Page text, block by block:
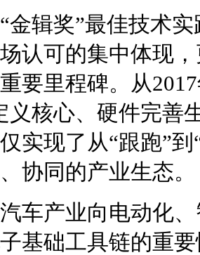
金辑奖”最佳技术
认可的集中体现
要里程碑。从
义核心、硬件完善
实现了从“跟跑”
协同的产业生态。
车产业向电动化
基础工具链的重